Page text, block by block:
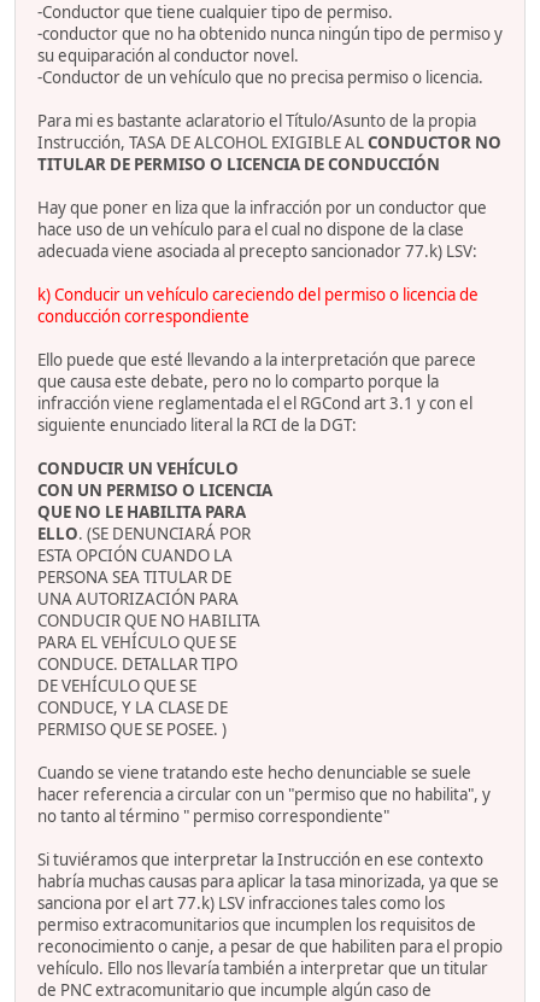
-Conductor que tiene cualquier tipo de permiso.
-conductor que no ha obtenido nunca ningún tipo de permiso y
su equiparación al conductor novel.
-Conductor de un vehículo que no precisa permiso o licencia.
Para mi es bastante aclaratorio el Título/Asunto de la propia
Instrucción, TASA DE ALCOHOL EXIGIBLE ALCONDUCTOR NO
TITULAR DE PERMISO O LICENCIA DE CONDUCCIÓN
Hay que poner en liza que la infracción por un conductor que
hace uso de un vehículo para el cual no dispone de la clase
adecuada viene asociada al precepto sancionador 77.k) LSV:
k) Conducir un vehículo careciendo del permiso o licencia de
conducción correspondiente
Ello puede que esté llevando a la interpretación que parece
que causa este debate, pero no lo comparto porque la
infracción viene reglamentada el el RGCond art 3.1 y con el
siguiente enunciado literal la RCI de la DGT:
CONDUCIR UN VEHÍCULO
CON UN PERMISO O LICENCIA
QUE NO LE HABILITA PARA
ELLO. (SE DENUNCIARÁ POR
ESTA OPCIÓN CUANDO LA
PERSONA SEA TITULAR DE
UNA AUTORIZACIÓN PARA
CONDUCIR QUE NO HABILITA
PARA EL VEHÍCULO QUE SE
CONDUCE. DETALLAR TIPO
DE VEHÍCULO QUE SE
CONDUCE, Y LA CLASE DE
PERMISO QUE SE POSEE. )
Cuando se viene tratando este hecho denunciable se suele
hacer referencia a circular con un "permiso que no habilita", y
no tanto al término " permiso correspondiente"
Si tuviéramos que interpretar la Instrucción en ese contexto
habría muchas causas para aplicar la tasa minorizada, ya que se
sanciona por el art 77.k) LSV infracciones tales como los
permiso extracomunitarios que incumplen los requisitos de
reconocimiento o canje, a pesar de que habiliten para el propio
vehículo. Ello nos llevaría también a interpretar que un titular
de PNC extracomunitario que incumple algún caso de